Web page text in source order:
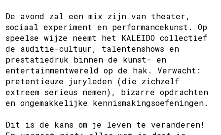
De avond zal een mix zijn van theater,
sociaal experiment en performancekunst. Op
speelse wijze neemt het KALEIDO collectief
de auditie-cultuur, talentenshows en
prestatiedruk binnen de kunst- en
entertainmentwereld op de hak. Verwacht:
pretentieuze juryleden (die zichzelf
extreem serieus nemen), bizarre opdrachten
en ongemakkelijke kennismakingsoefeningen.
Dit is de kans om je leven te veranderen!